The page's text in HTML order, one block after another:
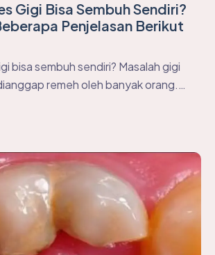
Gigi Bisa Sembuh Sendiri?
Penjelasan Berikut
bisa sembuh sendiri? Masalah gigi
remeh oleh banyak orang.…